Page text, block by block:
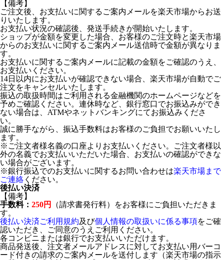
【備考】
ご注文後、お支払いに関するご案内メールを楽天市場からお送
りいたします。
お支払い状況の確認後、発送手続きが開始いたします。
ショップが金額を変更した場合、お客様のご注文時と楽天市場
からのお支払いに関するご案内メール送信時で金額が異なりま
す。
お支払いに関するご案内メールに記載の金額をご確認のうえ、
お支払いください。
14日以内にお支払いが確認できない場合、楽天市場が自動でご
注文をキャンセルいたします。
振込の取扱時間はご利用される金融機関のホームページなどを
予めご確認ください。連休時など、銀行窓口でお振込みができ
ない場合は、ATMやネットバンキングにてお振込みくださ
い。
誠に勝手ながら、振込手数料はお客様のご負担でお願いいたし
ます。
※ご注文者様名義の口座よりお支払いください。ご注文者様以
外の名義でお支払いいただいた場合、お支払いの確認ができな
い場合がございます。
※銀行振込でのお支払いに関するお問い合わせは楽天市場まで
ご連絡 ください。
後払い決済
【備考】
手数料： 250円
（請求書発行料）をお客様にご負担いただきま
す。
後払い決済ご利用規約及び個人情報の取扱いに係る事項をご確
認いただき、ご同意のうえご利用ください。
各コンビニまたは銀行でお支払いいただけます。
商品発送後、注文者メールアドレスに対してお支払い用バーコ
ード付きの請求のご案内メールを送付します（楽天市場の指示